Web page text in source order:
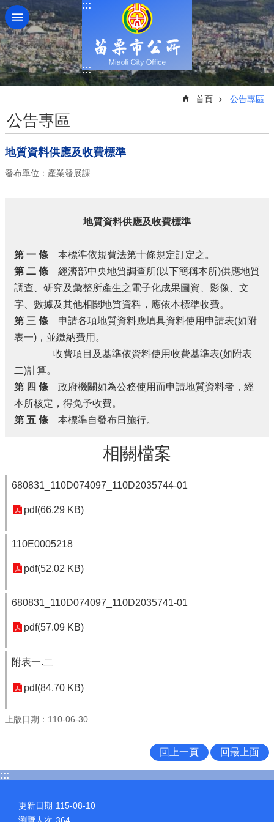
跳到主要內容區塊
:::
:::
首頁 公告專區
公告專區
地質資料供應及收費標準
發布單位：產業發展課
地質資料供應及收費標準
第 一 條 本標準依規費法第十條規定訂定之。
第 二 條 經濟部中央地質調查所(以下簡稱本所)供應地質
調查、研究及彙整所產生之電子化成果圖資、影像、文
字、數據及其他相關地質資料，應依本標準收費。
第 三 條 申請各項地質資料應填具資料使用申請表(如附
表一)，並繳納費用。
收費項目及基準依資料使用收費基準表(如附表
二)計算。
第 四 條
政府機關如為公務使用而申請地質資料者，經
本所核定，得免予收費。
第 五 條 本標準自發布日施行。
相關檔案
680831_110D074097_110D2035744-01
pdf(66.29 KB)
110E0005218
pdf(52.02 KB)
680831_110D074097_110D2035741-01
pdf(57.09 KB)
附表一.二
pdf(84.70 KB)
上版日期：110-06-30
回上一頁 回最上面
:::
更新日期 115-08-10